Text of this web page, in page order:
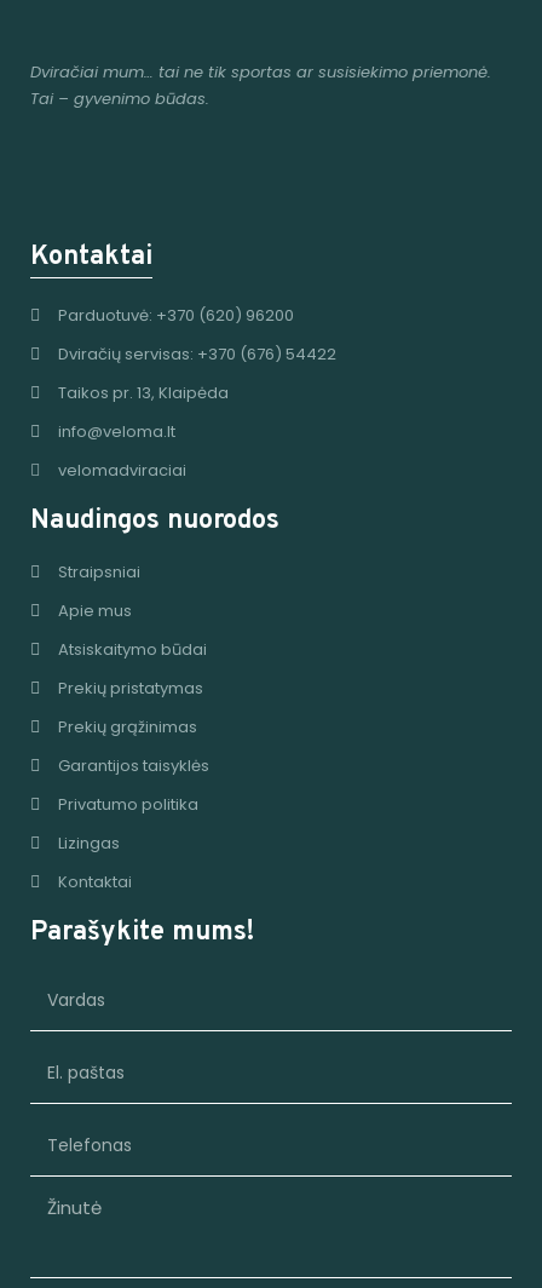
Dviračiai mum… tai ne tik sportas ar susisiekimo priemonė.
Tai – gyvenimo būdas.
Kontaktai
Parduotuvė: +370 (620) 96200
Dviračių servisas: +370 (676) 54422
Taikos pr. 13, Klaipėda
info@veloma.lt
velomadviraciai
Naudingos nuorodos
Straipsniai
Apie mus
Atsiskaitymo būdai
Prekių pristatymas
Prekių grąžinimas
Garantijos taisyklės
Privatumo politika
Lizingas
Kontaktai
Parašykite mums!